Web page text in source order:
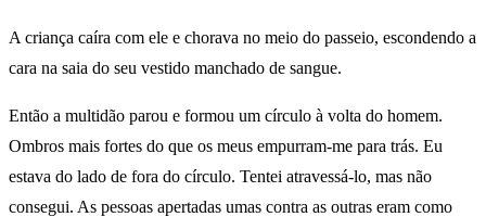
A criança caíra com ele e chorava no meio do passeio, escondendo a
cara na saia do seu vestido manchado de sangue.
Então a multidão parou e formou um círculo à volta do homem.
Ombros mais fortes do que os meus empurram-me para trás. Eu
estava do lado de fora do círculo. Tentei atravessá-lo, mas não
consegui. As pessoas apertadas umas contra as outras eram como